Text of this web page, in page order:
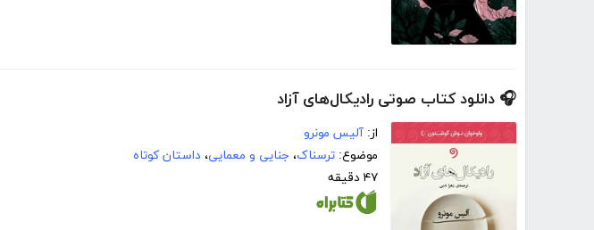
🎧 دانلود کتاب صوتی رادیکال‌های آزاد
از: آلیس مونرو
موضوع: ترسناک، جنایی و معمایی، داستان کوتاه
۴۷ دقیقه